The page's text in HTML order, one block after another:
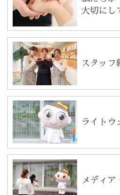
大切にし
スタッフ
ライトウ
メディア